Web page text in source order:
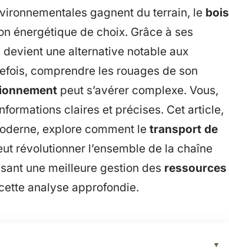
gagnent du terrain, le bois
énergétique de choix. Grâce à ses
une alternative notable aux
comprendre les rouages de son
peut s’avérer complexe. Vous,
claires et précises. Cet article,
explore comment le transport de
révolutionner l’ensemble de la chaîne
une meilleure gestion des ressources
analyse approfondie.